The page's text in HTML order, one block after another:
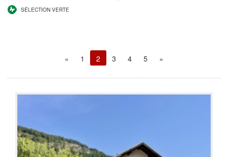
SÉLECTION VERTE
« 1
2
(current)
3 4 5 »